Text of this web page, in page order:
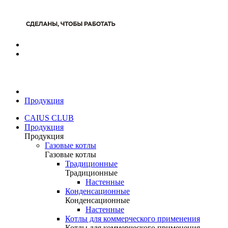
Продукция
CAIUS CLUB
Продукция
Продукция
Газовые котлы
Газовые котлы
Традиционные
Традиционные
Настенные
Конденсационные
Конденсационные
Настенные
Котлы для коммерческого применения